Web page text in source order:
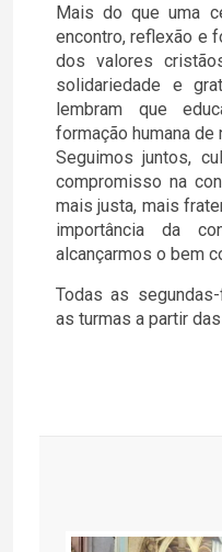
Mais do que uma
encontro, reflexão e
dos valores
solidariedade e
lembram que
formação humana
Seguimos juntos,
compromisso na
mais justa, mais
importância da
alcançarmos o bem
Todas as
as turmas a partir das